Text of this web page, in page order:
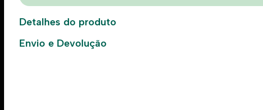
Detalhes do produto
Envio e Devolução